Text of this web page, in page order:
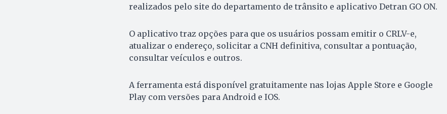
realizados pelo site do departamento de trânsito e aplicativo Detran GO ON.
O aplicativo traz opções para que os usuários possam emitir o CRLV-e,
atualizar o endereço, solicitar a CNH definitiva, consultar a pontuação,
consultar veículos e outros.
A ferramenta está disponível gratuitamente nas lojas Apple Store e Google
Play com versões para Android e IOS.